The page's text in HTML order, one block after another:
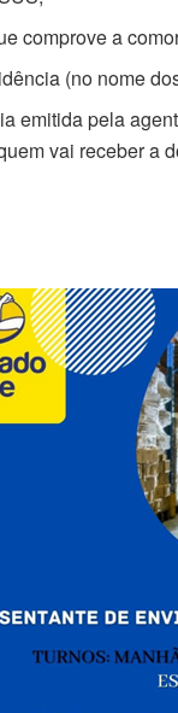
comprove a
(no nome
emitida pela
vai receber a